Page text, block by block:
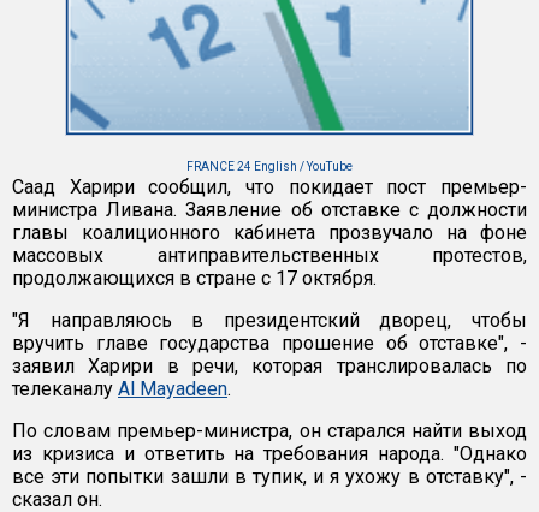
FRANCE 24 English / YouTube
Саад Харири сообщил, что покидает пост премьер-
министра Ливана. Заявление об отставке с должности
главы коалиционного кабинета прозвучало на фоне
массовых антиправительственных протестов,
продолжающихся в стране с 17 октября.
"Я направляюсь в президентский дворец, чтобы
вручить главе государства прошение об отставке", -
заявил Харири в речи, которая транслировалась по
телеканалу Al Mayadeen.
По словам премьер-министра, он старался найти выход
из кризиса и ответить на требования народа. "Однако
все эти попытки зашли в тупик, и я ухожу в отставку", -
сказал он.